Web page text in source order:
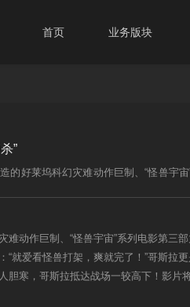
首页 业务版块
”
的好莱坞科幻灾难动作巨制、“怪兽
激燃打斗和特效更是收获观众大赞：
动作巨制、“怪兽宇宙”系列电影第
爱看怪兽打架，爽就完了！”哥斯拉
寒，哥斯拉抵达战场一较高下！影片